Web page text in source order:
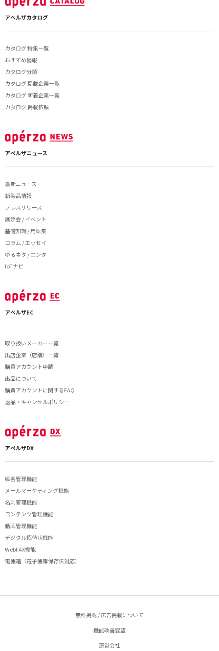
アペルザカタログ
カタログ 特集一覧
おすすめ情報
カタログ分類
カタログ 掲載企業一覧
カタログ 新着企業一覧
カタログ 掲載依頼
アペルザニュース
最新ニュース
新製品情報
プレスリリース
展示会 / イベント
基礎知識 / 用語集
コラム / エッセイ
ゆるネタ / エンタ
IoTナビ
アペルザEC
取り扱いメーカー一覧
出店企業（店舗）一覧
購買アカウント申請
出品について
購買アカウントに関するFAQ
返品・キャンセルポリシー
アペルザDX
顧客管理機能
メールマーケティング機能
名刺管理機能
コンテンツ管理機能
動画管理機能
デジタル招待状機能
WebFAX機能
電帳箱（電子帳簿保存法対応）
無料掲載 / 広告掲載について
機能改善要望
運営会社